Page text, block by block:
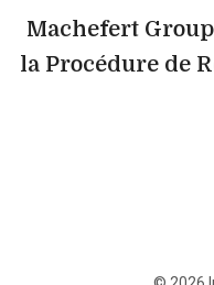
Machefert
la Procédure de